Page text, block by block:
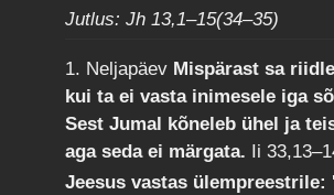
Jutlus: Jh 13,1–15(34–35)
1. Neljapäev Mispärast sa
kui ta ei vasta inimesele iga
Sest Jumal kõneleb ühel ja
aga seda ei märgata. Ii
Jeesus vastas ülempreestrile: